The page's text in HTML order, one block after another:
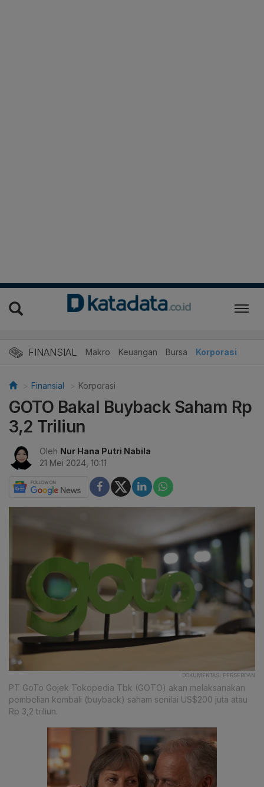
FINANSIAL Makro Keuangan Bursa Korporasi
Finansial Korporasi
GOTO Bakal Buyback Saham Rp
3,2 Triliun
Oleh Nur Hana Putri Nabila
21 Mei 2024, 10:11
DOKUMENTASI PERSEROAN
PT GoTo Gojek Tokopedia Tbk (GOTO) akan melaksanakan
pembelian kembali (buyback) saham senilai US$200 juta atau
Rp 3,2 triliun.